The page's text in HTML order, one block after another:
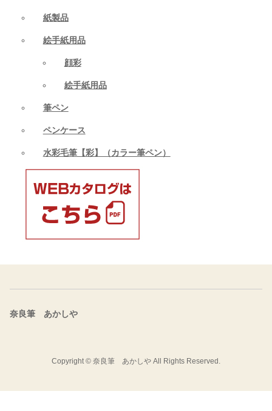
紙製品
絵手紙用品
顔彩
絵手紙用品
筆ペン
ペンケース
水彩毛筆【彩】（カラー筆ペン）
奈良筆 あかしや
Copyright © 奈良筆 あかしや All Rights Reserved.